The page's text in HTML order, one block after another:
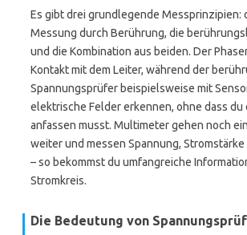
Es gibt drei grundlegende Messprinzipien:
Messung durch Berührung, die
und die Kombination aus beiden. Der
Kontakt mit dem Leiter, während der
Spannungsprüfer beispielsweise mit
elektrische Felder erkennen, ohne dass du
anfassen musst. Multimeter gehen noch
weiter und messen Spannung,
– so bekommst du umfangreiche
Stromkreis.
Die Bedeutung von